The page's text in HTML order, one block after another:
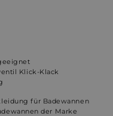
Klick-Klack
für Badewannen
der Marke